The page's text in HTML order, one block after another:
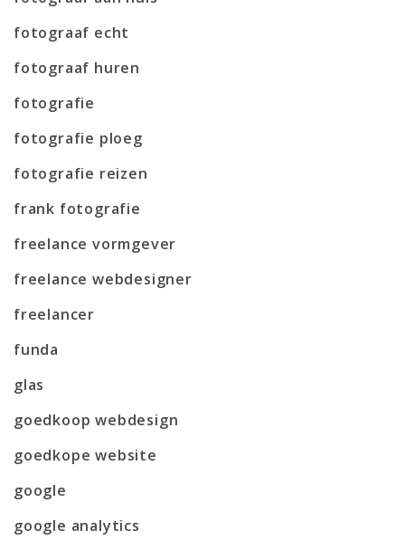
fotograaf echt
fotograaf huren
fotografie
fotografie ploeg
fotografie reizen
frank fotografie
freelance vormgever
freelance webdesigner
freelancer
funda
glas
goedkoop webdesign
goedkope website
google
google analytics